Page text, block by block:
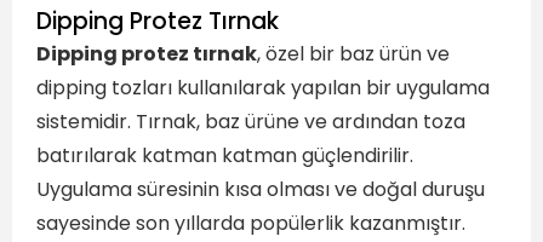
Dipping Protez Tırnak
Dipping protez tırnak, özel bir baz ürün ve
dipping tozları kullanılarak yapılan bir uygulama
sistemidir. Tırnak, baz ürüne ve ardından toza
batırılarak katman katman güçlendirilir.
Uygulama süresinin kısa olması ve doğal duruşu
sayesinde son yıllarda popülerlik kazanmıştır.